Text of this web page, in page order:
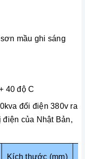
mầu ghi sáng
40 độ C
đổi điện 380v ra
điện của Nhật Bản,
Kích thước (mm)